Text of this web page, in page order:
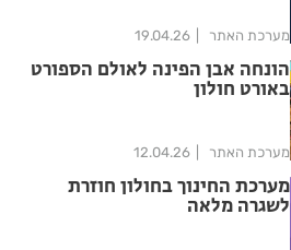
מערכת האתר 19.04.26
הונחה אבן הפינה לאולם הספורט
באורט חולון
מערכת האתר 12.04.26
מערכת החינוך בחולון חוזרת
לשגרה מלאה